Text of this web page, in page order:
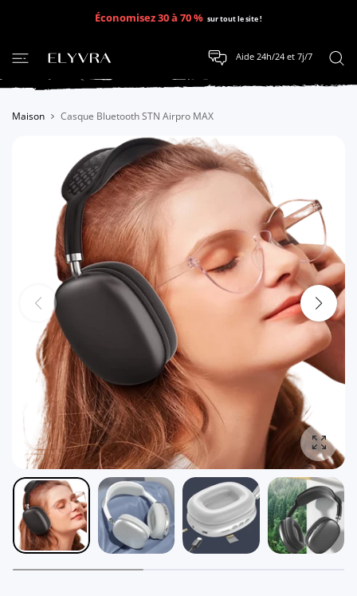
Économisez 30 à 70 % sur tout le site !
Aide 24h/24 et 7j/7
Maison Casque Bluetooth STN Airpro MAX